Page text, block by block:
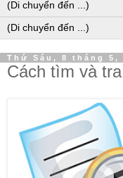
Thứ Sáu, 8 tháng 5,
Cách tìm và